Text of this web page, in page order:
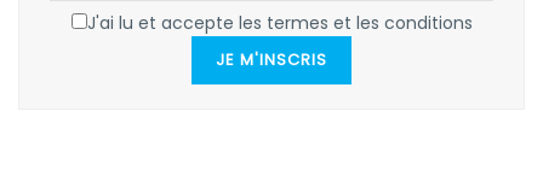
J'ai lu et accepte les termes et les conditions
JE M'INSCRIS